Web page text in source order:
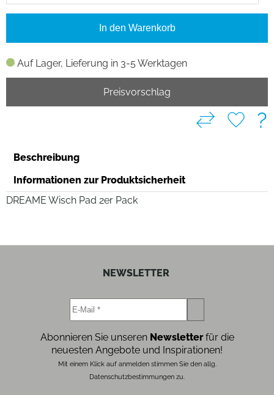
Auf Lager, Lieferung in 3-5 Werktagen
In den Warenkorb
Preisvorschlag
?
Beschreibung
Informationen zur Produktsicherheit
DREAME Wisch Pad 2er Pack
NEWSLETTER
Abonnieren Sie unseren Newsletterfür die
neuesten Angebote und Inspirationen!
Mit einem Klick auf anmelden stimmen Sie den allg.
Datenschutzbestimmungen zu.